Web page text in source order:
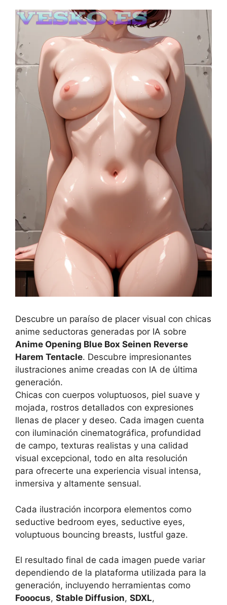
Descubre un paraíso de placer visual con chicas
anime seductoras generadas por IA sobre
Anime Opening Blue Box Seinen Reverse
Harem Tentacle. Descubre impresionantes
ilustraciones anime creadas con IA de última
generación.
Chicas con cuerpos voluptuosos, piel suave y
mojada, rostros detallados con expresiones
llenas de placer y deseo. Cada imagen cuenta
con iluminación cinematográfica, profundidad
de campo, texturas realistas y una calidad
visual excepcional, todo en alta resolución
para ofrecerte una experiencia visual intensa,
inmersiva y altamente sensual.
Cada ilustración incorpora elementos como
seductive bedroom eyes, seductive eyes,
voluptuous bouncing breasts, lustful gaze.
El resultado final de cada imagen puede variar
dependiendo de la plataforma utilizada para la
generación, incluyendo herramientas como
Fooocus, Stable Diffusion, SDXL,